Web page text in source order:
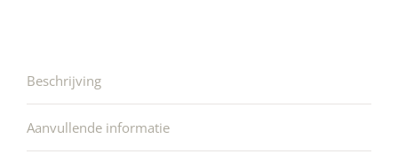
Beschrijving
Aanvullende informatie